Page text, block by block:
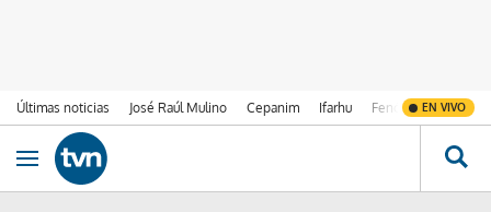
Últimas noticias José Raúl Mulino Cepanim Ifarhu Fenómeno de El
EN VIVO
Ir al contenido
Obrir navegació